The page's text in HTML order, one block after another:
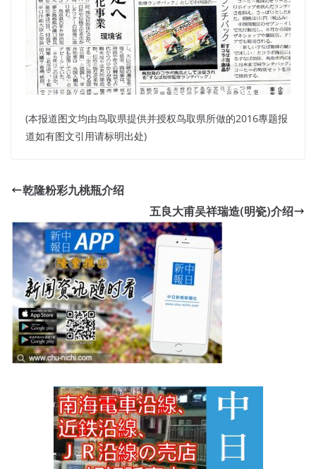
(本报道图文均由鸟取県提供并授权鸟取県所做的2016專题报
道如有图文引用请标明出处)
乾隆粉彩九桃瓶介绍
五良大甫吴祥瑞造(明瓷)介绍